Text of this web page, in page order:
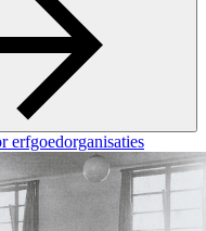
erfgoedorganisaties